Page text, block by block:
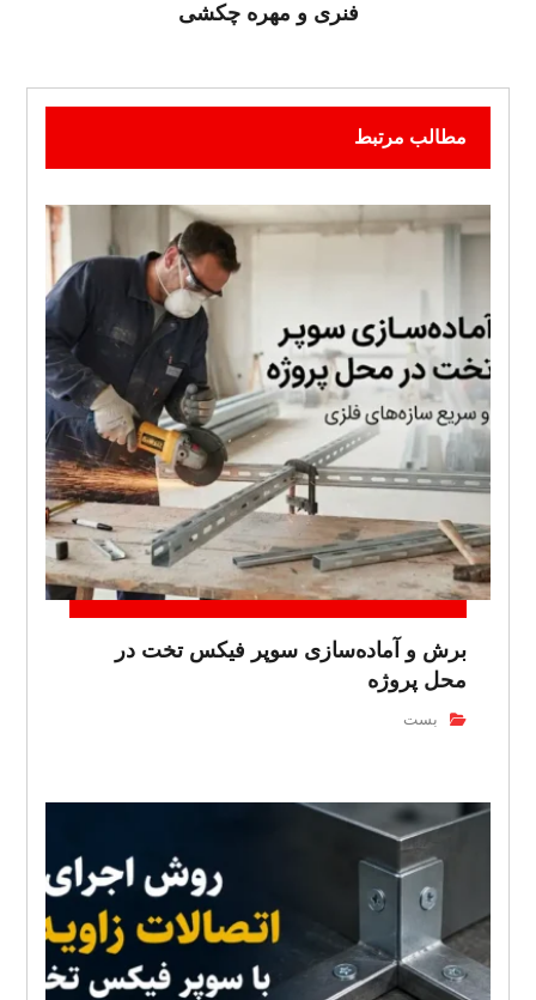
فنری و مهره چکشی
مطالب مرتبط
برش و آماده‌سازی سوپر فیکس تخت در
محل پروژه
بست